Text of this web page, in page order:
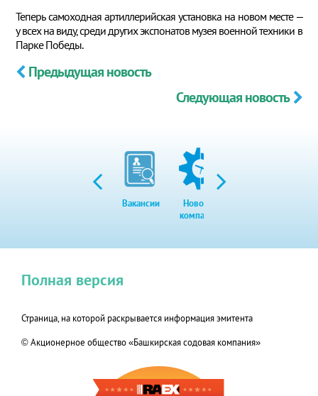
Теперь самоходная артиллерийская установка на новом месте –
у всех на виду, среди других экспонатов музея военной техники в
Парке Победы.
Предыдущая новость
Следующая новость
Вакансии
Новости
компании
Страница, на которой раскрывается информация эмитента
© Акционерное общество «Башкирская содовая компания»
Полная версия